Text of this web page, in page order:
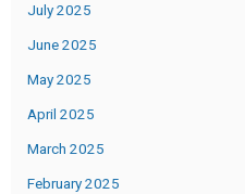
July 2025
June 2025
May 2025
April 2025
March 2025
February 2025